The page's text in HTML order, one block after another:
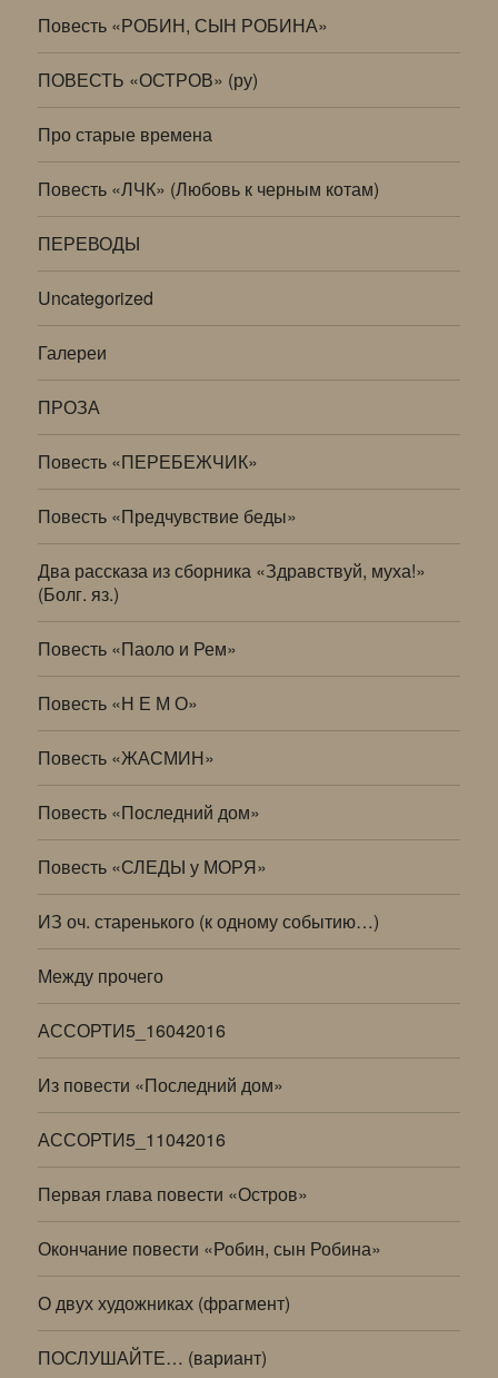
Повесть «РОБИН, СЫН РОБИНА»
ПОВЕСТЬ «ОСТРОВ» (ру)
Про старые времена
Повесть «ЛЧК» (Любовь к черным котам)
ПЕРЕВОДЫ
Uncategorized
Галереи
ПРОЗА
Повесть «ПЕРЕБЕЖЧИК»
Повесть «Предчувствие беды»
Два рассказа из сборника «Здравствуй, муха!»
(Болг. яз.)
Повесть «Паоло и Рем»
Повесть «Н Е М О»
Повесть «ЖАСМИН»
Повесть «Последний дом»
Повесть «СЛЕДЫ у МОРЯ»
ИЗ оч. старенького (к одному событию…)
Между прочего
АССОРТИ5_16042016
Из повести «Последний дом»
АССОРТИ5_11042016
Первая глава повести «Остров»
Окончание повести «Робин, сын Робина»
О двух художниках (фрагмент)
ПОСЛУШАЙТЕ… (вариант)